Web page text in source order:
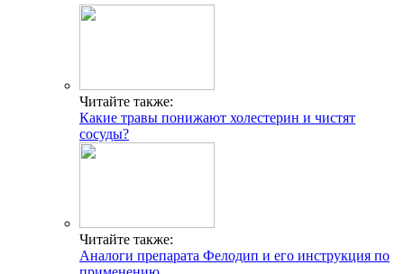
Читайте также:
Какие травы понижают холестерин и чистят
сосуды?
Читайте также:
Аналоги препарата Фелодип и его инструкция по